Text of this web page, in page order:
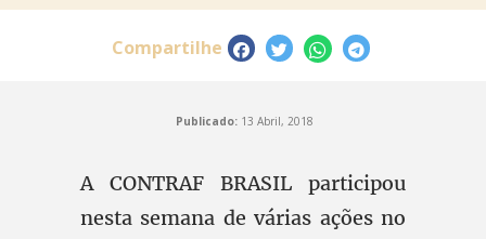
Compartilhe
Publicado: 13 Abril, 2018
A CONTRAF BRASIL participou
nesta semana de várias ações no